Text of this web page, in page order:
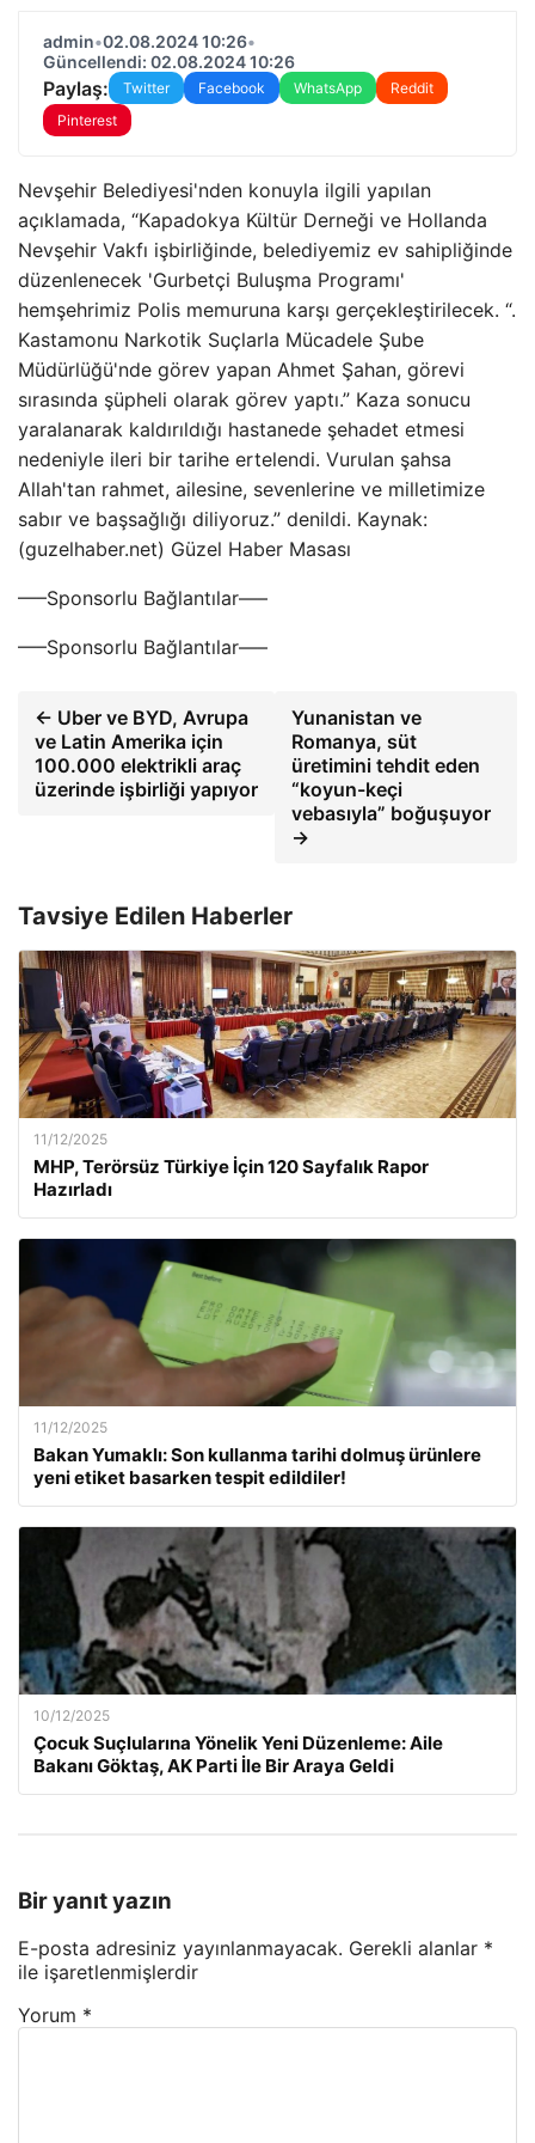
admin•02.08.2024 10:26•
Güncellendi: 02.08.2024 10:26
Paylaş: Twitter Facebook WhatsApp
Reddit
Pinterest
Nevşehir Belediyesi'nden konuyla ilgili yapılan
açıklamada, “Kapadokya Kültür Derneği ve Hollanda
Nevşehir Vakfı işbirliğinde, belediyemiz ev sahipliğinde
düzenlenecek 'Gurbetçi Buluşma Programı'
hemşehrimiz Polis memuruna karşı gerçekleştirilecek. “.
Kastamonu Narkotik Suçlarla Mücadele Şube
Müdürlüğü'nde görev yapan Ahmet Şahan, görevi
sırasında şüpheli olarak görev yaptı.” Kaza sonucu
yaralanarak kaldırıldığı hastanede şehadet etmesi
nedeniyle ileri bir tarihe ertelendi. Vurulan şahsa
Allah'tan rahmet, ailesine, sevenlerine ve milletimize
sabır ve başsağlığı diliyoruz.” denildi. Kaynak:
(guzelhaber.net) Güzel Haber Masası
—–Sponsorlu Bağlantılar—–
—–Sponsorlu Bağlantılar—–
← Uber ve BYD, Avrupa
ve Latin Amerika için
100.000 elektrikli araç
üzerinde işbirliği yapıyor
Yunanistan ve
Romanya, süt
üretimini tehdit eden
“koyun-keçi
vebasıyla” boğuşuyor
→
Tavsiye Edilen Haberler
11/12/2025
MHP, Terörsüz Türkiye İçin 120 Sayfalık Rapor
Hazırladı
11/12/2025
Bakan Yumaklı: Son kullanma tarihi dolmuş ürünlere
yeni etiket basarken tespit edildiler!
10/12/2025
Çocuk Suçlularına Yönelik Yeni Düzenleme: Aile
Bakanı Göktaş, AK Parti İle Bir Araya Geldi
Bir yanıt yazın
E-posta adresiniz yayınlanmayacak. Gerekli alanlar *
ile işaretlenmişlerdir
Yorum *